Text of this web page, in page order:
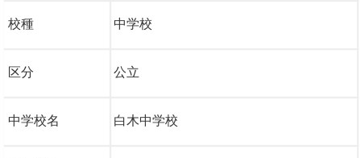
校種 中学校
区分 公立
中学校名 白木中学校